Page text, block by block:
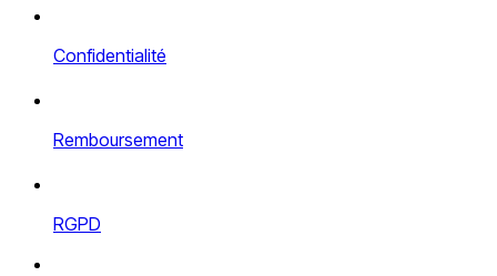
Confidentialité
Remboursement
RGPD